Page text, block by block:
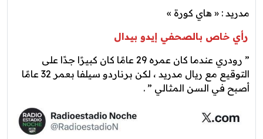
مدريد : « هاي كورة »
رأي خاص بالصحفي إيدو بيدال
” رودري عندما كان عمره 29 عامًا كان كبيرًا جدًا على
التوقيع مع ريال مدريد ، لكن برناردو سيلفا بعمر 32 عامًا
أصبح في السن المثالي ” .